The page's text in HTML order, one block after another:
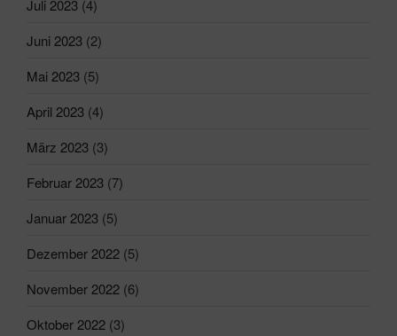
Juli 2023 (4)
Juni 2023 (2)
Mai 2023 (5)
April 2023 (4)
März 2023 (3)
Februar 2023 (7)
Januar 2023 (5)
Dezember 2022 (5)
November 2022 (6)
Oktober 2022 (3)